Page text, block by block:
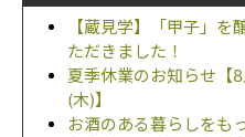
【蔵見学】「甲子」
ただきました！
夏季休業のお知らせ【
(木)】
お酒のある暮らしをも